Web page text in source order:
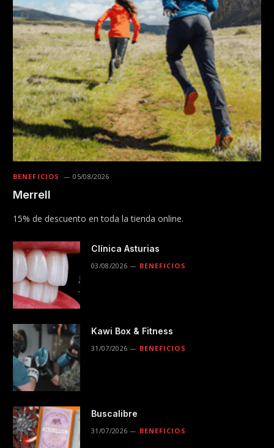
BENEFICIOS 05/08/2026
Merrell
15% de descuento en toda la tienda online.
Clínica Asturias
03/08/2026 BENEFICIOS
Kawi Box & Fitness
31/07/2026 BENEFICIOS
Buscalibre
31/07/2026 BENEFICIOS